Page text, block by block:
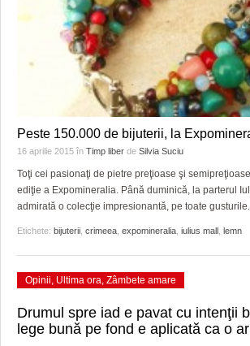
Peste 150.000 de bijuterii, la
16 aprilie 2015 în Timp liber de Silvia Suciu
Toţi cei pasionaţi de pietre preţioase şi
ediţie a Expomineralia. Până duminică, la parterul
admirată o colecţie impresionantă, pe toate gusturile.
Etichete: bijuterii crimeea expomineralia iulius mall lemn
Opinii, Ultima ora, Zâmbete amare
Drumul spre iad e pavat cu intenţii
lege bună pe fond e aplicată ca o